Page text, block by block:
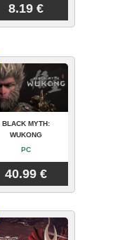
8.19 €
BLACK MYTH:
WUKONG
PC
40.99 €